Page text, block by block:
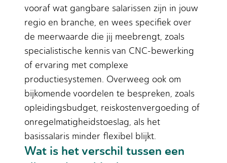
vooraf wat gangbare salarissen zijn in jouw
regio en branche, en wees specifiek over
de meerwaarde die jij meebrengt, zoals
specialistische kennis van CNC-bewerking
of ervaring met complexe
productiesystemen. Overweeg ook om
bijkomende voordelen te bespreken, zoals
opleidingsbudget, reiskostenvergoeding of
onregelmatigheidstoeslag, als het
basissalaris minder flexibel blijkt.
Wat is het verschil tussen een